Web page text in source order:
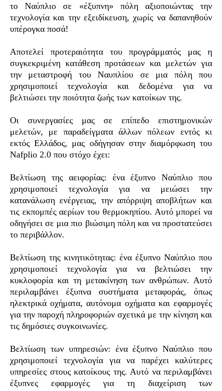
το Ναύπλιο σε «έξυπνη» πόλη αξιοποιώντας την
τεχνολογία και την εξειδίκευση, χωρίς να δαπανηθούν
υπέρογκα ποσά!
Αποτελεί προτεραιότητα του προγράμματός μας η
συγκεκριμένη κατάθεση προτάσεων και μελετών για
την μεταστροφή του Ναυπλίου σε μια πόλη που
χρησιμοποιεί τεχνολογία και δεδομένα για να
βελτιώσει την ποιότητα ζωής των κατοίκων της.
Οι συνεργασίες μας σε επίπεδο επιστημονικών
μελετών, με παραδείγματα άλλων πόλεων εντός κι
εκτός Ελλάδος, μας οδήγησαν στην διαμόρφωση του
Nafplio 2.0 που στόχο έχει:
Βελτίωση της αειφορίας: ένα έξυπνο Ναύπλιο που
χρησιμοποιεί τεχνολογία για να μειώσει την
κατανάλωση ενέργειας, την απόρριψη αποβλήτων και
τις εκπομπές αερίων του θερμοκηπίου. Αυτό μπορεί να
οδηγήσει σε μια πιο βιώσιμη πόλη και να προστατεύσει
το περιβάλλον.
Βελτίωση της κινητικότητας: ένα έξυπνο Ναύπλιο που
χρησιμοποιεί τεχνολογία για να βελτιώσει την
κυκλοφορία και τη μετακίνηση των ανθρώπων. Αυτό
περιλαμβάνει έξυπνα συστήματα μεταφοράς, όπως
ηλεκτρικά οχήματα, αυτόνομα οχήματα και εφαρμογές
για την παροχή πληροφοριών σχετικά με την κίνηση και
τις δημόσιες συγκοινωνίες.
Βελτίωση των υπηρεσιών: ένα έξυπνο Ναύπλιο που
χρησιμοποιεί τεχνολογία για να παρέχει καλύτερες
υπηρεσίες στους κατοίκους της. Αυτό να περιλαμβάνει
έξυπνες εφαρμογές για τη διαχείριση των